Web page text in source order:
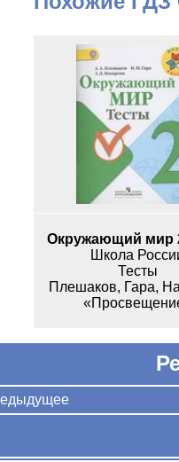
Окружающий мир
Школа
Тесты
Плешаков, Гара,